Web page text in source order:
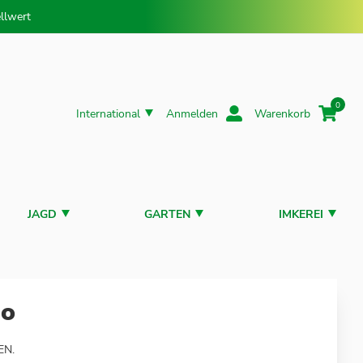
International Anmelden Warenkorb
0
JAGD GARTEN IMKEREI